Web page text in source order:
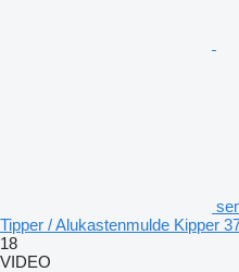
Tipper / Alukastenmulde Kipper
18
VIDEO